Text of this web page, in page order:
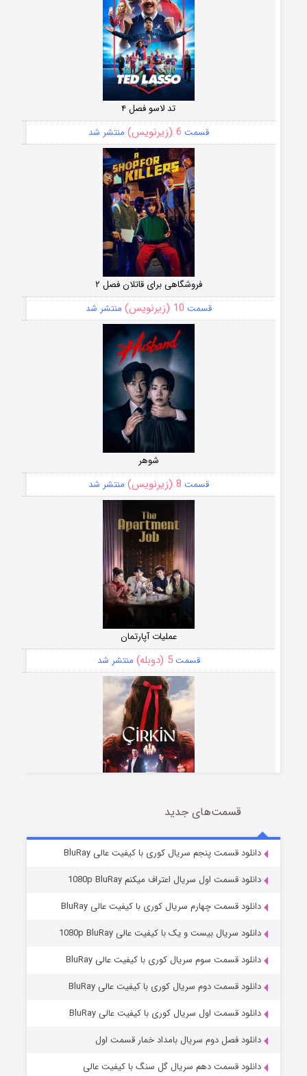
تد لاسو فصل ۴
قسمت 6 (زیرنویس) منتشر شد
فروشگاهی برای قاتلان فصل ۲
قسمت 10 (زیرنویس) منتشر شد
شوهر
قسمت 8 (زیرنویس) منتشر شد
عملیات آپارتمان
قسمت5 (دوبله) منتشر شد
سریال زشت
قسمت2 (زیرنویس) منتشر شد
مردگان متحرک: شهر مرده ۳
قسمت2 (زیرنویس) منتشر شد
قسمت‌های جدید
دانلود قسمت پنجم سریال کوری با کیفیت عالی BluRay
دانلود قسمت اول سریال اعتراف میکنم 1080p BluRay
دانلود قسمت چهارم سریال کوری با کیفیت عالی BluRay
دانلود سریال بیست و یک با کیفیت عالی 1080p BluRay
دانلود قسمت سوم سریال کوری با کیفیت عالی BluRay
دانلود قسمت دوم سریال کوری با کیفیت عالی BluRay
دانلود قسمت اول سریال کوری با کیفیت عالی BluRay
دانلود فصل دوم سریال بامداد خمار قسمت اول
دانلود قسمت دهم سریال گل سنگ با کیفیت عالی